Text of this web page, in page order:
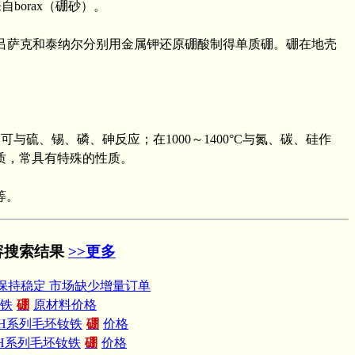
borax（硼砂）。
萨克和泰纳尔分别用金属钾还原硼酸制得单质硼。硼在地壳
与硫、锡、磷、砷反应；在1000～1400°C与氮、碳、硅作
常具有特殊的性质。
搜索结果 >>更多
持稳定 市场缺少增量订单
硼 原材料价格
系列毛坯钕铁 硼 价格
系列毛坯钕铁 硼 价格